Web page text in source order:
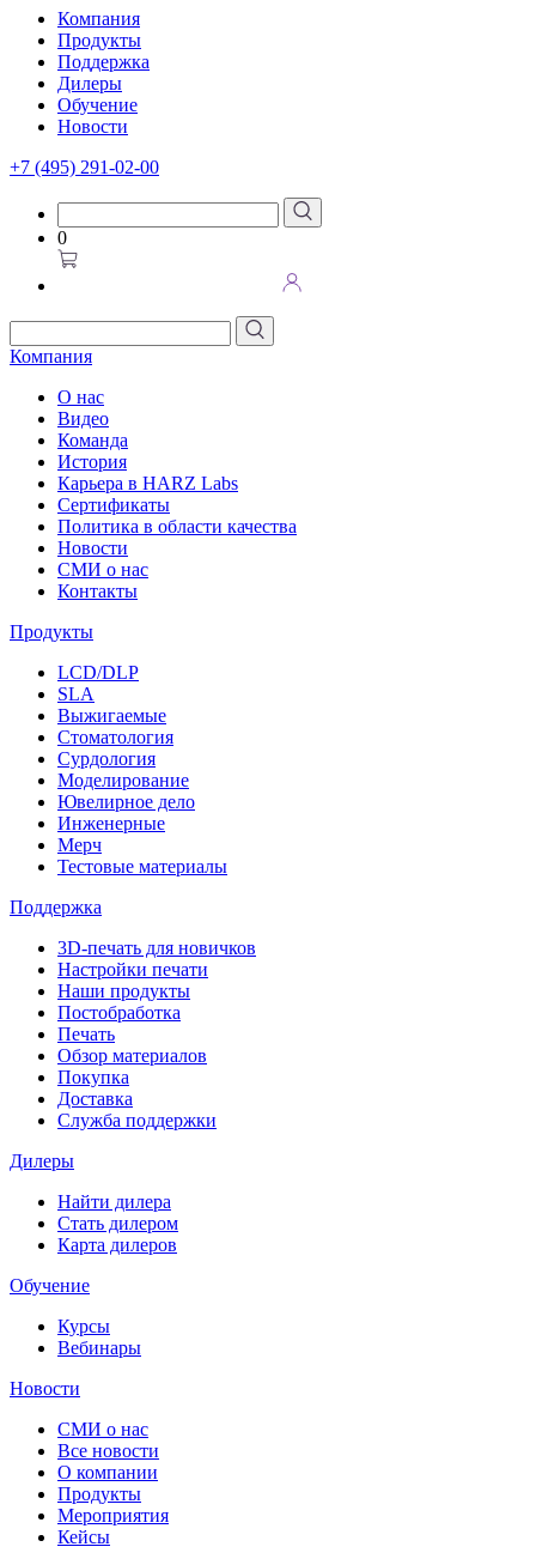
Компания
Продукты
Поддержка
Дилеры
Обучение
Новости
+7 (495) 291-02-00
0
Компания
О нас
Видео
Команда
История
Карьера в HARZ Labs
Сертификаты
Политика в области качества
Новости
СМИ о нас
Контакты
Продукты
LCD/DLP
SLA
Выжигаемые
Стоматология
Сурдология
Моделирование
Ювелирное дело
Инженерные
Мерч
Тестовые материалы
Поддержка
3D-печать для новичков
Настройки печати
Наши продукты
Постобработка
Печать
Обзор материалов
Покупка
Доставка
Служба поддержки
Дилеры
Найти дилера
Cтать дилером
Карта дилеров
Обучение
Курсы
Вебинары
Новости
СМИ о нас
Все новости
О компании
Продукты
Мероприятия
Кейсы